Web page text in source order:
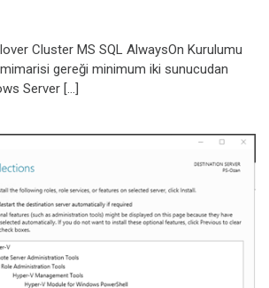
Cluster MS SQL AlwaysOn Kurulumu
gereği minimum iki sunucudan
Server […]